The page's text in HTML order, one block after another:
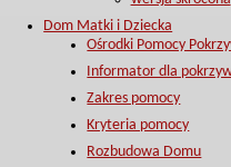
Dom Matki i Dziecka
Ośrodki Pomocy
Informator dla
Zakres pomocy
Kryteria pomocy
Rozbudowa Domu